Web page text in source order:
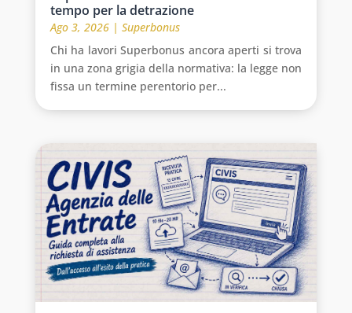
tempo per la detrazione
Ago 3, 2026| Superbonus
Chi ha lavori Superbonus ancora aperti si trova
in una zona grigia della normativa: la legge non
fissa un termine perentorio per...